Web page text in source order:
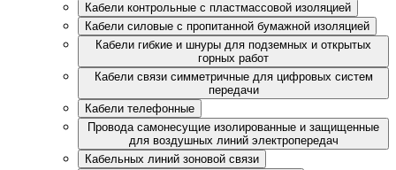
Кабели контрольные с пластмассовой изоляцией
Кабели силовые с пропитанной бумажной изоляцией
Кабели гибкие и шнуры для подземных и открытых
горных работ
Кабели связи симметричные для цифровых систем
передачи
Кабели телефонные
Провода самонесущие изолированные и защищенные
для воздушных линий электропередач
Кабельных линий зоновой связи